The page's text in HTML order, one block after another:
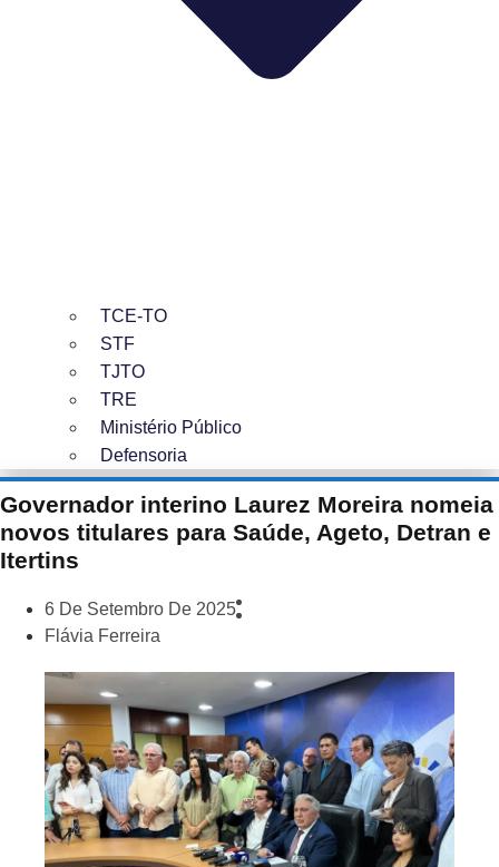
TCE-TO
STF
TJTO
TRE
Ministério Público
Defensoria
Governador interino Laurez Moreira nomeia
novos titulares para Saúde, Ageto, Detran e
Itertins
6 De Setembro De 2025
Flávia Ferreira